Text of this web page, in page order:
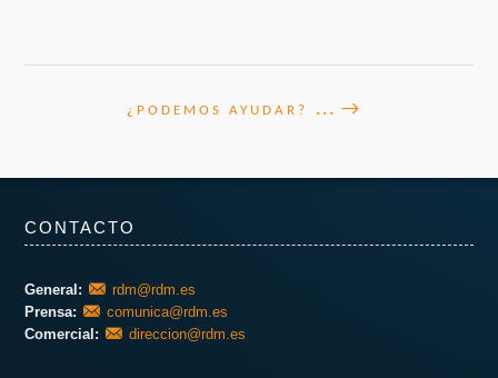
¿PODEMOS AYUDAR? ... →
CONTACTO
General:
rdm@rdm.es
Prensa:
comunica@rdm.es
Comercial:
direccion@rdm.es